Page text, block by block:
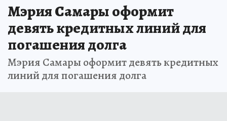
Мэрия Самары оформит
девять кредитных линий для
погашения долга
Мэрия Самары оформит девять кредитных
линий для погашения долга